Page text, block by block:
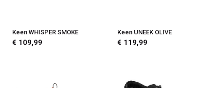
Keen WHISPER SMOKE
€ 109,99
Keen UNEEK OLIVE
€ 119,99